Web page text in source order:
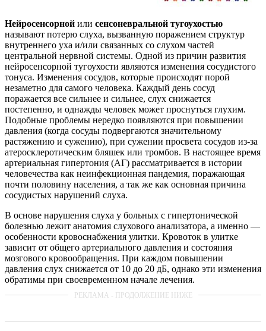
Нейросенсорной или сенсоневральной тугоухостью
называют потерю слуха, вызванную поражением структур
внутреннего уха и/или связанных со слухом частей
центральной нервной системы. Одной из причин развития
нейросенсорной тугоухости являются изменения сосудистого
тонуса. Изменения сосудов, которые происходят порой
незаметно для самого человека. Каждый день сосуд
поражается все сильнее и сильнее, слух снижается
постепенно, и однажды человек может проснуться глухим.
Подобные проблемы нередко появляются при повышении
давления (когда сосуды подвергаются значительному
растяжению и сужению), при сужении просвета сосудов из-за
атеросклеротическим бляшек или тромбов. В настоящее время
артериальная гипертония (АГ) рассматривается в истории
человечества как неинфекционная пандемия, поражающая
почти половину населения, а так же как основная причина
сосудистых нарушений слуха.
В основе нарушения слуха у больных с гипертонической
болезнью лежит анатомия слухового анализатора, а именно —
особенности кровоснабжения улитки. Кровоток в улитке
зависит от общего артериального давления и состояния
мозгового кровообращения. При каждом повышении
давления слух снижается от 10 до 20 дБ, однако эти изменения
обратимы при своевременном начале лечения.